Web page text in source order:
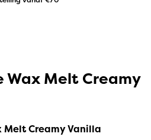
Wax Melt Creamy
Creamy Vanilla